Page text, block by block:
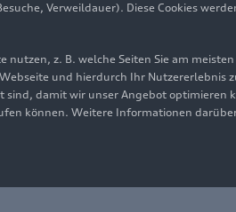
Verweildauer). Diese Cookies
z. B. welche Seiten Sie am
und hierdurch Ihr Nutzererlebnis
sind, damit wir unser Angebot optimieren
können. Weitere Informationen